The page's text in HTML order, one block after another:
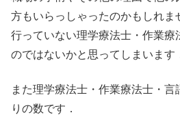
方もいらっしゃったのかもしれま
行っていない理学療法士・作業療
のではないかと思ってしまいます
また理学療法士・作業療法士・
りの数です．